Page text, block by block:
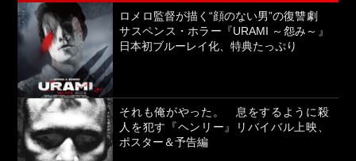
ロメロ監督が描く“顔のない男”の復讐劇
サスペンス・ホラー『URAMI ～怨み～』
日本初ブルーレイ化、特典たっぷり
それも俺がやった。 息をするように殺
人を犯す『ヘンリー』リバイバル上映、
ポスター＆予告編